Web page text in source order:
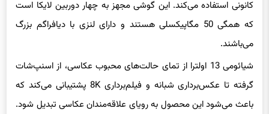
کانونی استفاده می‌کند. این گوشی مجهز به چهار دوربین لایکا است
که همگی 50 مگاپیکسلی هستند و دارای لنزی با دیافراگم بزرگ
می‌باشند.
شیائومی 13 اولترا از تمای حالت‌های محبوب عکاسی، از اسنپ‌شات
گرفته تا عکس‌برداری شبانه و فیلم‌برداری 8K پشتیبانی می‌کند که
باعث می‌شود این محصول به رویای علاقه‌مندان عکاسی تبدیل شود.